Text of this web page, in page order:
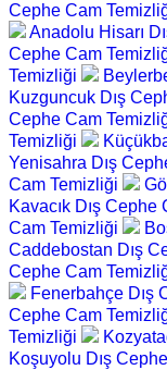
Cephe Cam
Anadolu Hisarı
Cephe Cam
Temizliği
Kuzguncuk Dış
Cephe Cam
Temizliği
Yenisahra Dış
Cam Temizliği
Kavacık Dış Cephe
Cam Temizliği
Caddebostan Dış
Cephe Cam
Fenerbahçe Dış
Cephe Cam
Temizliği
Koşuyolu Dış